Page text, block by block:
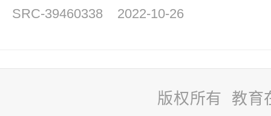
SRC-39460338 2022-10-26
版权所有 教育